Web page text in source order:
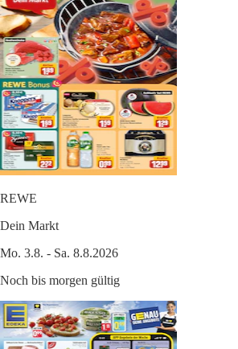
REWE
Dein Markt
Mo. 3.8. - Sa. 8.8.2026
Noch bis morgen gültig